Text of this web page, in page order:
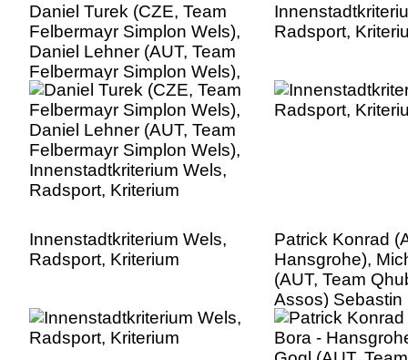
Daniel Turek (CZE, Team
Felbermayr Simplon Wels),
Daniel Lehner (AUT, Team
Felbermayr Simplon Wels),
Innenstadtkriterium Wels,
Radsport, Kriterium
Radsport,
Innenstadtkriterium Wels,
Radsport, Kriterium
Patrick Konrad
Hansgrohe),
(AUT, Team
Assos) Sebastin
Schönberger
Hotels P/B KTM)